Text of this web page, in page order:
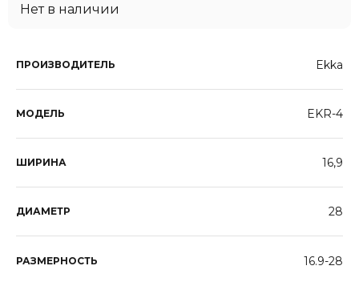
ПРОИЗВОДИТЕЛЬ Ekka
МОДЕЛЬ EKR-4
ШИРИНА 16,9
ДИАМЕТР 28
РАЗМЕРНОСТЬ 16.9-28
Нет в наличии